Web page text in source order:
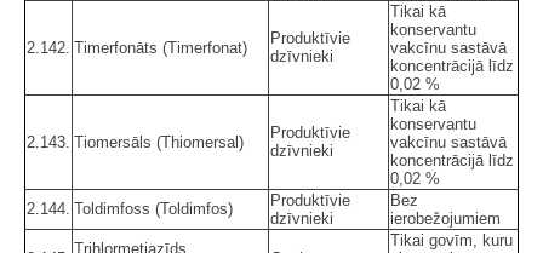
2.142. Timerfonāts (Timerfonat)
Produktīvie
dzīvnieki
Tikai kā
konservantu
vakcīnu sastāvā
koncentrācijā līdz
0,02 %
2.143. Tiomersāls (Thiomersal)
Produktīvie
dzīvnieki
Tikai kā
konservantu
vakcīnu sastāvā
koncentrācijā līdz
0,02 %
2.144. Toldimfoss (Toldimfos)
Produktīvie
dzīvnieki
Bez
ierobežojumiem
Trihlormetiazīds
Tikai govīm, kuru